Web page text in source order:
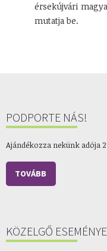
érsekújvári
mutatja be.
PODPORTE NÁS!
Ajándékozza nekünk adója
TOVÁBB
KÖZELGŐ